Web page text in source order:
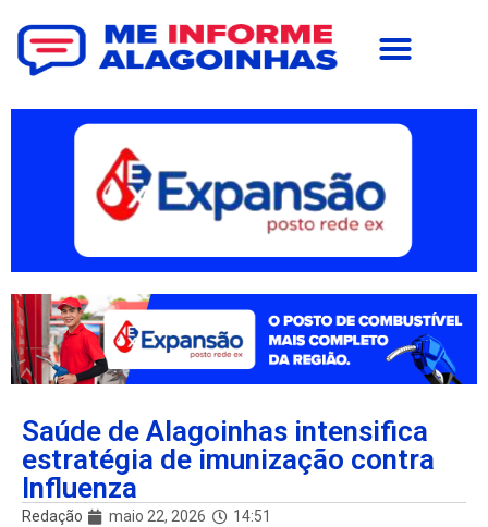
Saúde de Alagoinhas intensifica
estratégia de imunização contra
Influenza
Redação maio 22, 2026 14:51